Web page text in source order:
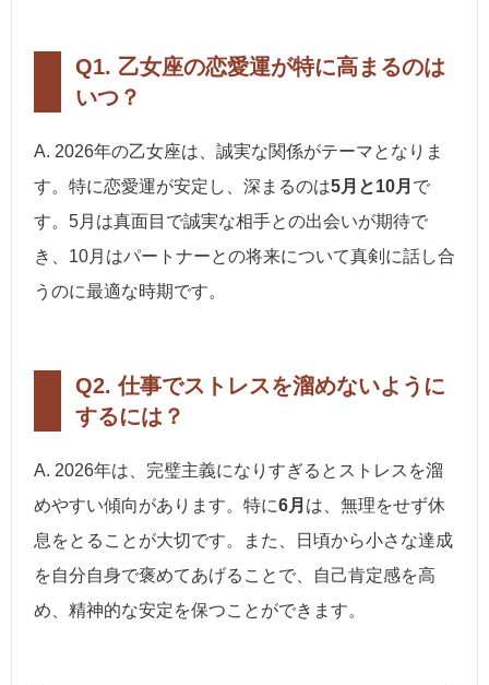
Q1. 乙女座の恋愛運が特に高まるのは
いつ？
A. 2026年の乙女座は、誠実な関係がテーマとなりま
す。特に恋愛運が安定し、深まるのは5月と10月 で
す。5月は真面目で誠実な相手との出会いが期待で
き、10月はパートナーとの将来について真剣に話し合
うのに最適な時期です。
Q2. 仕事でストレスを溜めないように
するには？
A. 2026年は、完璧主義になりすぎるとストレスを溜
めやすい傾向があります。特に6月 は、無理をせず休
息をとることが大切です。また、日頃から小さな達成
を自分自身で褒めてあげることで、自己肯定感を高
め、精神的な安定を保つことができます。